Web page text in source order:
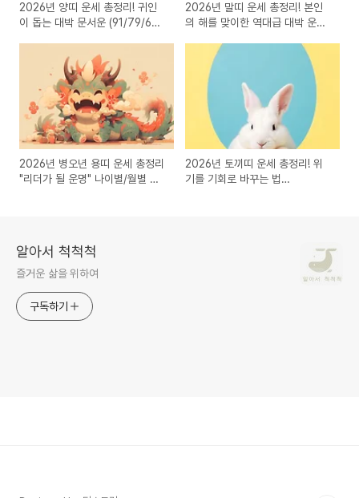
2026년 양띠 운세 총정리! 귀인
이 돕는 대박 문서운 (91/79/67
2026년 말띠 운세 총정리! 본인
의 해를 맞이한 역대급 대박 운세
2026년 병오년 용띠 운세 총정리
"리더가 될 운명" 나이별/월별 완
2026년 토끼띠 운세 총정리! 위
기를 기회로 바꾸는 법
알아서 척척척
즐거운 삶을 위하여
구독하기